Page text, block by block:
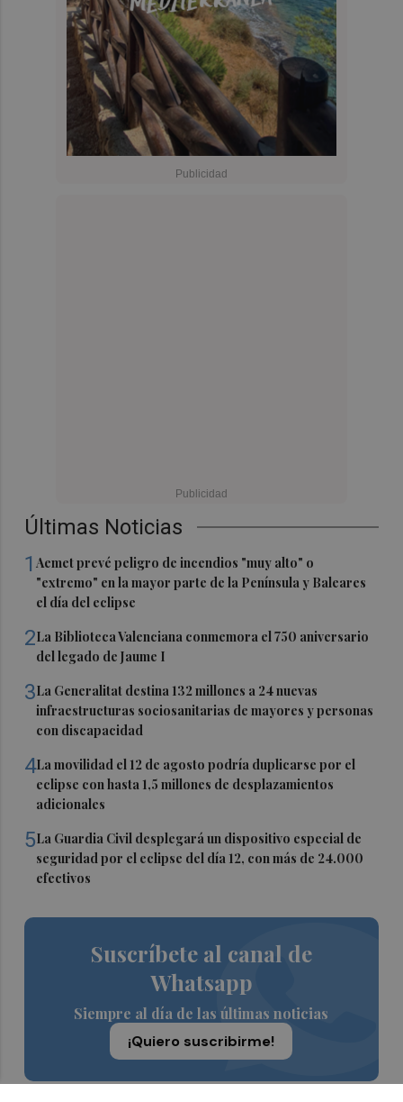
Últimas Noticias
1Aemet prevé peligro de incendios "muy alto" o
"extremo" en la mayor parte de la Península y Baleares
el día del eclipse
2La Biblioteca Valenciana conmemora el 750 aniversario
del legado de Jaume I
3La Generalitat destina 132 millones a 24 nuevas
infraestructuras sociosanitarias de mayores y personas
con discapacidad
4La movilidad el 12 de agosto podría duplicarse por el
eclipse con hasta 1,5 millones de desplazamientos
adicionales
5La Guardia Civil desplegará un dispositivo especial de
seguridad por el eclipse del día 12, con más de 24.000
efectivos
Suscríbete al canal de
Whatsapp
Siempre al día de las últimas noticias
¡Quiero suscribirme!